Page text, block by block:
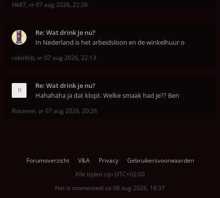
Hk87, vr 07 aug 2026, 22:26
Re: Wat drink je nu?
In Nederland is het arbeidsloon en de winkelhuur o
robinfcb, vr 07 aug 2026, 22:13
Re: Wat drink je nu?
Hahahaha ja dat klopt. Welke smaak had je?? Ben
Rosanne, vr 07 aug 2026, 20:26
Forumoverzicht V&A Privacy
Gebruikersvoorwaarden
Alle tijden zijn UTC+02:00
Het is momenteel za 08 aug 2026, 18:37